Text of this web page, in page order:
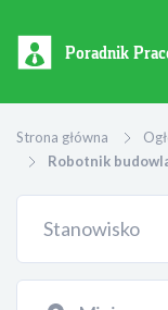
Poradnik
Strona główna
Robotnik